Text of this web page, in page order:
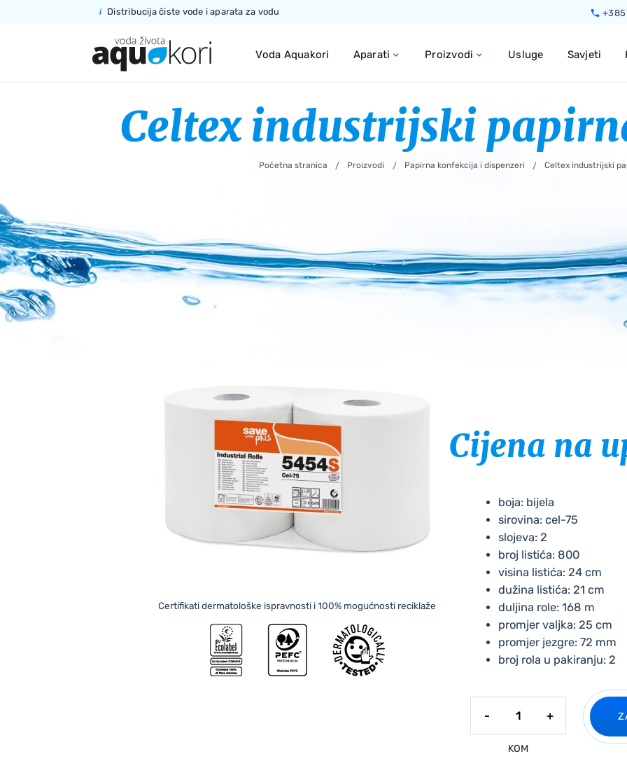
Distribucija čiste vode i aparata za vodu
Voda Aquakori Aparati Proizvodi Usluge Savjeti
Celtex industrijski
Početna stranica / Proizvodi / Papirna konfekcija i dispenzeri / Celtex industrijski
Certifikati dermatološke ispravnosti i 100% mogućnosti reciklaže
Cijena na
boja: bijela
sirovina: cel-75
slojeva: 2
broj listića: 800
visina listića: 24 cm
dužina listića: 21 cm
duljina role: 168 m
promjer valjka: 25 cm
promjer jezgre: 72 mm
broj rola u pakiranju: 2
-
industrijski
+
KOM